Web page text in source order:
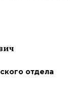
отдела